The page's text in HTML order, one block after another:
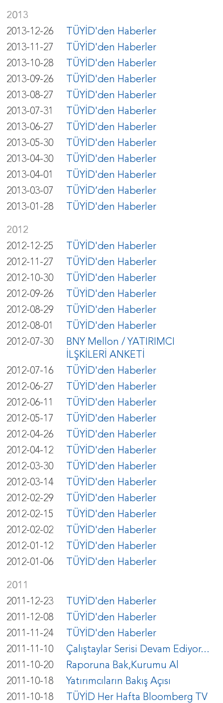
2013
2013-12-26
TÜYİD'den Haberler
2013-11-27
TÜYİD'den Haberler
2013-10-28
TÜYİD'den Haberler
2013-09-26
TÜYİD'den Haberler
2013-08-27
TÜYİD'den Haberler
2013-07-31
TÜYİD'den Haberler
2013-06-27
TÜYİD'den Haberler
2013-05-30
TÜYİD'den Haberler
2013-04-30
TÜYİD'den Haberler
2013-04-01
TÜYİD'den Haberler
2013-03-07
TÜYİD’den Haberler
2013-01-28
TÜYİD'den Haberler
2012
2012-12-25
TÜYİD'den Haberler
2012-11-27
TÜYİD'den Haberler
2012-10-30
TÜYİD'den Haberler
2012-09-26
TÜYİD'den Haberler
2012-08-29
TÜYİD'den Haberler
2012-08-01
TÜYİD'den Haberler
2012-07-30
BNY Mellon / YATIRIMCI
İLŞKİLERİ ANKETİ
2012-07-16
TÜYİD'den Haberler
2012-06-27
TÜYİD'den Haberler
2012-06-11
TÜYİD'den Haberler
2012-05-17
TÜYİD'den Haberler
2012-04-26
TÜYİD'den Haberler
2012-04-12
TÜYİD'den Haberler
2012-03-30
TÜYİD'den Haberler
2012-03-14
TÜYİD'den Haberler
2012-02-29
TÜYİD'den Haberler
2012-02-15
TÜYİD'den Haberler
2012-02-02
TÜYİD'den Haberler
2012-01-12
TÜYİD'den Haberler
2012-01-06
TÜYİD'den Haberler
2011
2011-12-23
TUYİD'den Haberler
2011-12-08
TÜYİD'den Haberler
2011-11-24
TÜYİD'den Haberler
2011-11-10
Çalıştaylar Serisi Devam Ediyor...
2011-10-20
Raporuna Bak,Kurumu Al
2011-10-18
Yatırımcıların Bakış Açısı
2011-10-18
TÜYİD Her Hafta Bloomberg TV